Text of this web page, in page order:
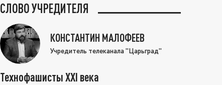
СЛОВО УЧРЕДИТЕЛЯ
КОНСТАНТИН МАЛОФЕЕВ
Учредитель телеканала "Царьград"
Технофашисты XXI века